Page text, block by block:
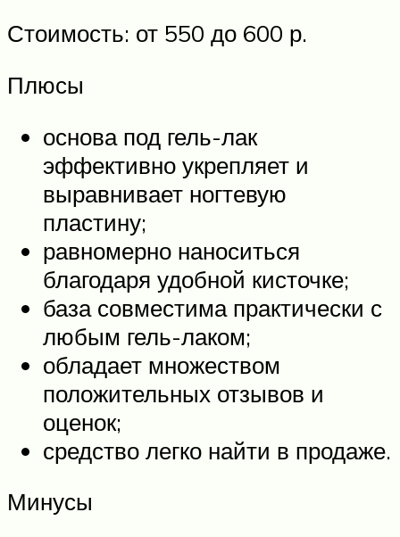
Стоимость: от 550 до 600 р.
Плюсы
основа под гель-лак
эффективно укрепляет и
выравнивает ногтевую
пластину;
равномерно наноситься
благодаря удобной кисточке;
база совместима практически с
любым гель-лаком;
обладает множеством
положительных отзывов и
оценок;
средство легко найти в продаже.
Минусы